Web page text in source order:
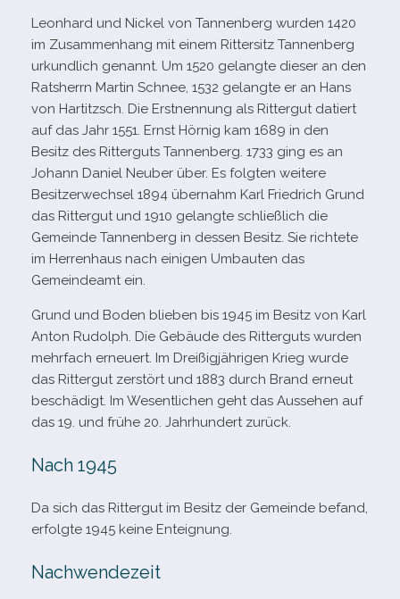
Leonhard und Nickel von Tannenberg wur­den 1420
im Zusammenhang mit einem Rittersitz Tannenberg
urkund­lich genannt. Um 1520 gelangte die­ser an den
Ratsherrn Martin Schnee, 1532 gelangte er an Hans
von Hartitzsch. Die Erstnennung als Rittergut datiert
auf das Jahr 1551. Ernst Hörnig kam 1689 in den
Besitz des Ritterguts Tannenberg. 1733 ging es an
Johann Daniel Neuber über. Es folg­ten wei­tere
Besitzerwechsel 1894 über­nahm Karl Friedrich Grund
das Rittergut und 1910 gelangte schließ­lich die
Gemeinde Tannenberg in des­sen Besitz. Sie rich­tete
im Herrenhaus nach eini­gen Umbauten das
Gemeindeamt ein.
Grund und Boden blie­ben bis 1945 im Besitz von Karl
Anton Rudolph. Die Gebäude des Ritterguts wur­den
mehr­fach erneu­ert. Im Dreißigjährigen Krieg wurde
das Rittergut zer­stört und 1883 durch Brand erneut
beschä­digt. Im Wesentlichen geht das Aussehen auf
das 19. und frühe 20. Jahrhundert zurück.
Nach 1945
Da sich das Rittergut im Besitz der Gemeinde befand,
erfolgte 1945 keine Enteignung.
Nachwendezeit